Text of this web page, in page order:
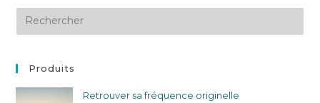
Produits
Retrouver sa fréquence originelle